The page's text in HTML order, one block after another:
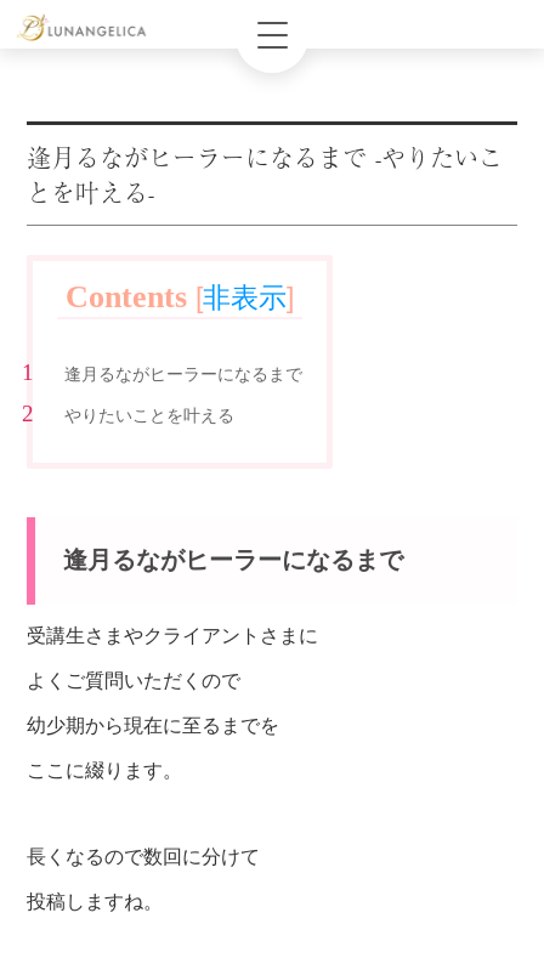
逢月るながヒーラーになるまで -やりたいこ
とを叶える-
Contents [非表示]
逢月るながヒーラーになるまで
やりたいことを叶える
逢月るながヒーラーになるまで
受講生さまやクライアントさまに
よくご質問いただくので
幼少期から現在に至るまでを
ここに綴ります。
長くなるので数回に分けて
投稿しますね。